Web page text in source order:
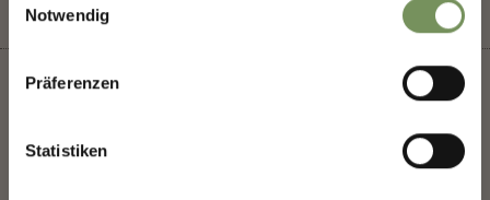
Notwendig
Präferenzen
Statistiken
+